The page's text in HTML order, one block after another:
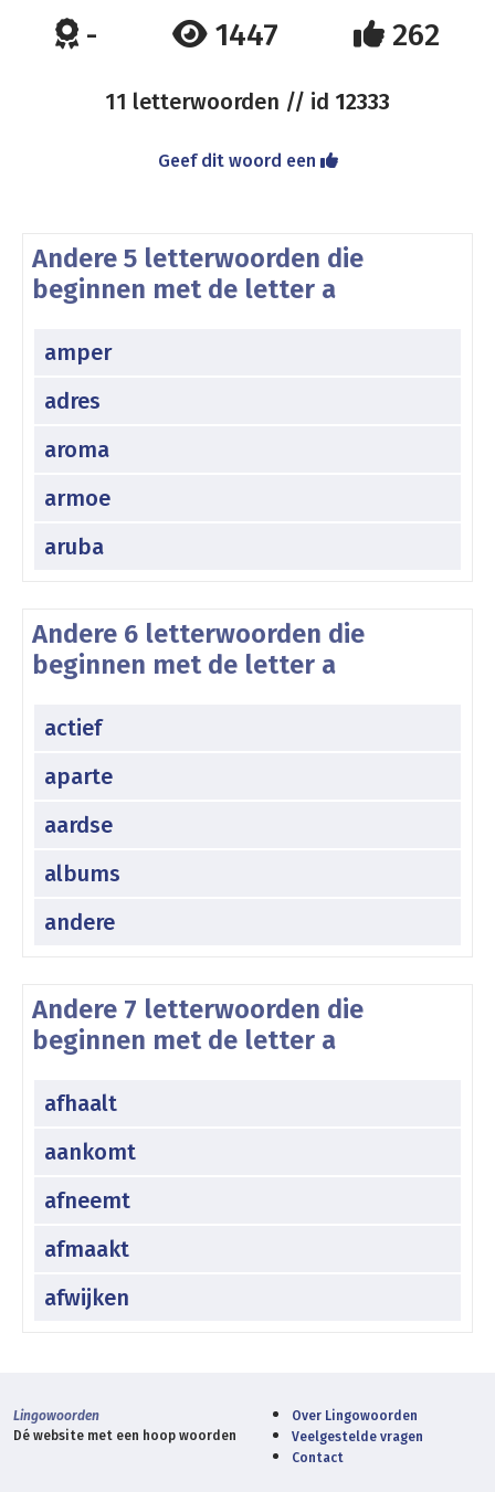
- 1447 262
11 letterwoorden // id 12333
Geef dit woord een
Andere 5 letterwoorden die
beginnen met de letter a
amper
adres
aroma
armoe
aruba
Andere 6 letterwoorden die
beginnen met de letter a
actief
aparte
aardse
albums
andere
Andere 7 letterwoorden die
beginnen met de letter a
afhaalt
aankomt
afneemt
afmaakt
afwijken
Lingowoorden
Dé website met een hoop woorden
Over Lingowoorden
Veelgestelde vragen
Contact